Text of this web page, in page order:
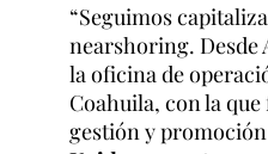
“Seguimos
nearshoring. Desde
la oficina de
Coahuila, con la
gestión y promoción